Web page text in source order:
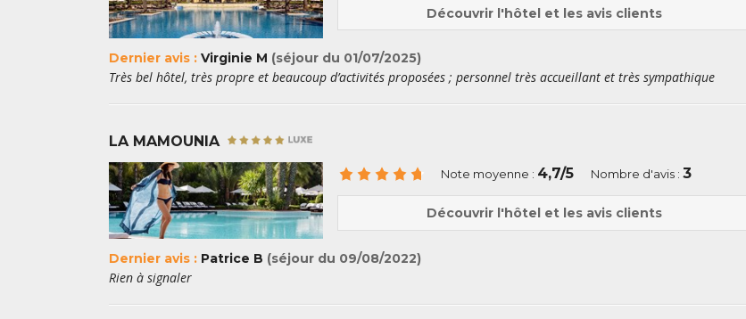
Découvrir l'hôtel et les avis clients
Dernier avis : Virginie M (séjour du 01/07/2025)
Très bel hôtel, très propre et beaucoup d’activités proposées ; personnel très accueillant et très sympathique
LA MAMOUNIA
Note moyenne : 4,7/5 Nombre d'avis : 3
Découvrir l'hôtel et les avis clients
Dernier avis : Patrice B (séjour du 09/08/2022)
Rien à signaler